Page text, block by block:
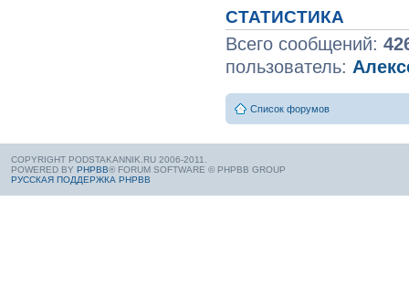
СТАТИСТИКА
Всего сообщений:
пользователь:
Список форумов
COPYRIGHT PODSTAKANNIK.RU 2006-2011.
POWERED BY PHPBB® FORUM SOFTWARE © PHPBB GROUP
РУССКАЯ ПОДДЕРЖКА PHPBB